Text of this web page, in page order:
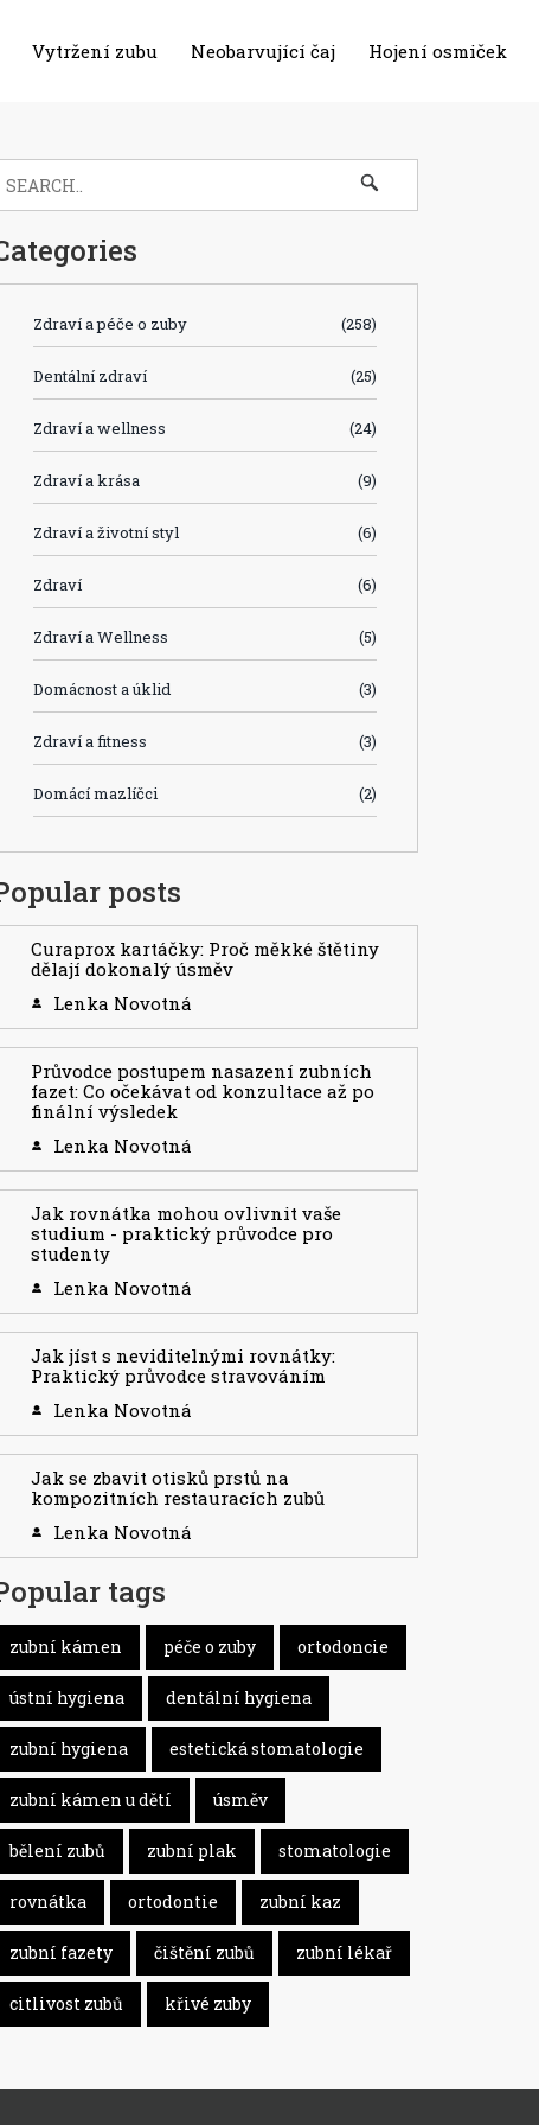
Vytržení zubu Neobarvující čaj Hojení osmiček
Zdraví a péče o zuby (258)
Dentální zdraví (25)
Zdraví a wellness (24)
Zdraví a krása (9)
Zdraví a životní styl (6)
Zdraví (6)
Zdraví a Wellness (5)
Domácnost a úklid (3)
Zdraví a fitness (3)
Domácí mazlíčci (2)
posts
Curaprox kartáčky: Proč měkké štětiny
dělají dokonalý úsměv
Lenka Novotná
Průvodce postupem nasazení zubních
fazet: Co očekávat od konzultace až po
finální výsledek
Lenka Novotná
Jak rovnátka mohou ovlivnit vaše
studium - praktický průvodce pro
studenty
Lenka Novotná
Jak jíst s neviditelnými rovnátky:
Praktický průvodce stravováním
Lenka Novotná
Jak se zbavit otisků prstů na
kompozitních restauracích zubů
Lenka Novotná
tags
zubní kámen péče o zuby ortodoncie
ústní hygiena dentální hygiena
zubní hygiena estetická stomatologie
zubní kámen u dětí úsměv
bělení zubů zubní plak stomatologie
rovnátka ortodontie zubní kaz
zubní fazety čištění zubů zubní lékař
citlivost zubů křivé zuby